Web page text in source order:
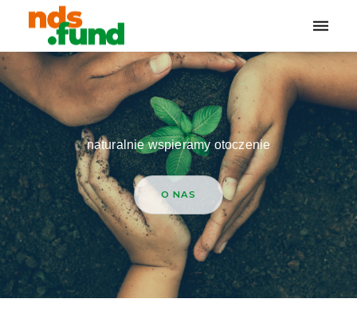
Toggle
naturalnie wspieramy otoczenie
O NAS